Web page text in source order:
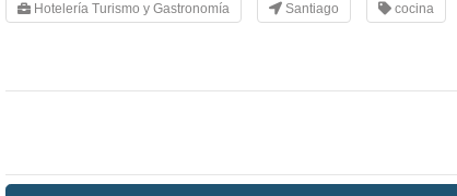
Hotelería Turismo y Gastronomía Santiago cocina